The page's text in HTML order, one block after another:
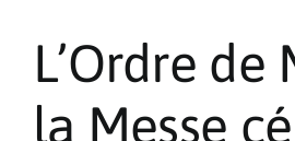
L’Ordre de
la Messe